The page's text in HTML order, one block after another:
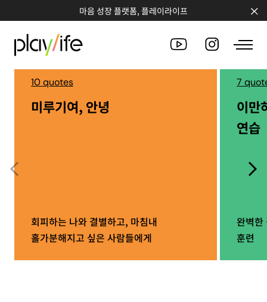
마음 성장 플랫폼, 플레이라이프
PEOPLE
QUOTE
COUNSELING
10 quotes
미루기여, 안녕
회피하는 나와 결별하고, 마침내
홀가분해지고 싶은 사람들에게
7
이만
연습
완벽한
훈련